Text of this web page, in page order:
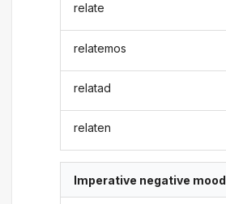
relate
relatemos
relatad
relaten
Imperative negative mood